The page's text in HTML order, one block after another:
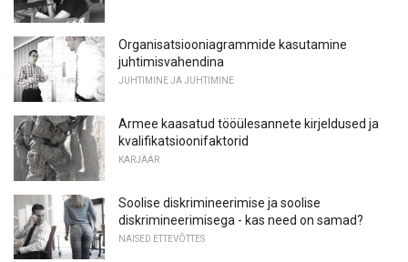
Organisatsiooniagrammide kasutamine
juhtimisvahendina
JUHTIMINE JA JUHTIMINE
Armee kaasatud tööülesannete kirjeldused ja
kvalifikatsioonifaktorid
KARJÄÄR
Soolise diskrimineerimise ja soolise
diskrimineerimisega - kas need on samad?
NAISED ETTEVÕTTES